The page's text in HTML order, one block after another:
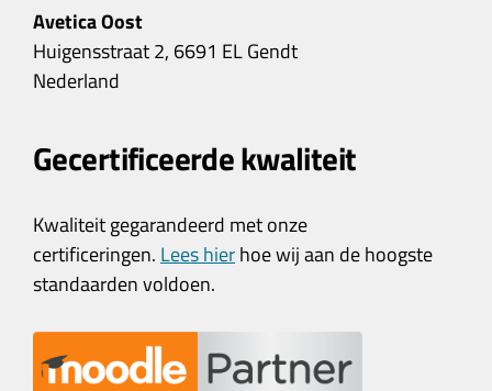
Avetica Oost
Huigensstraat 2, 6691 EL Gendt
Nederland
Gecertificeerde kwaliteit
Kwaliteit gegarandeerd met onze
certificeringen. Lees hierhoe wij aan de hoogste
standaarden voldoen.